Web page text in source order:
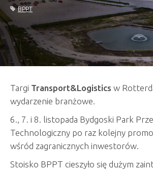
BPPT
Targi Transport&Logistics w
wydarzenie branżowe.
6., 7. i 8. listopada Bydgoski Park
Technologiczny po raz kolejny
wśród zagranicznych inwestorów.
Stoisko BPPT cieszyło się dużym